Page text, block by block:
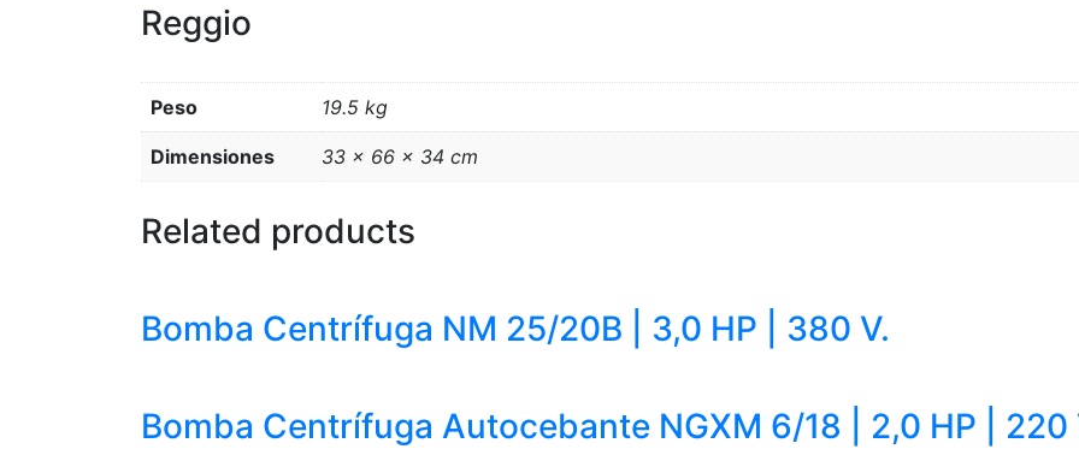
Reggio
Peso 19.5 kg
Dimensiones 33 × 66 × 34 cm
Related products
Bomba Centrífuga NM 25/20B | 3,0 HP | 380 V.
Bomba Centrífuga Autocebante NGXM 6/18 | 2,0 HP | 220